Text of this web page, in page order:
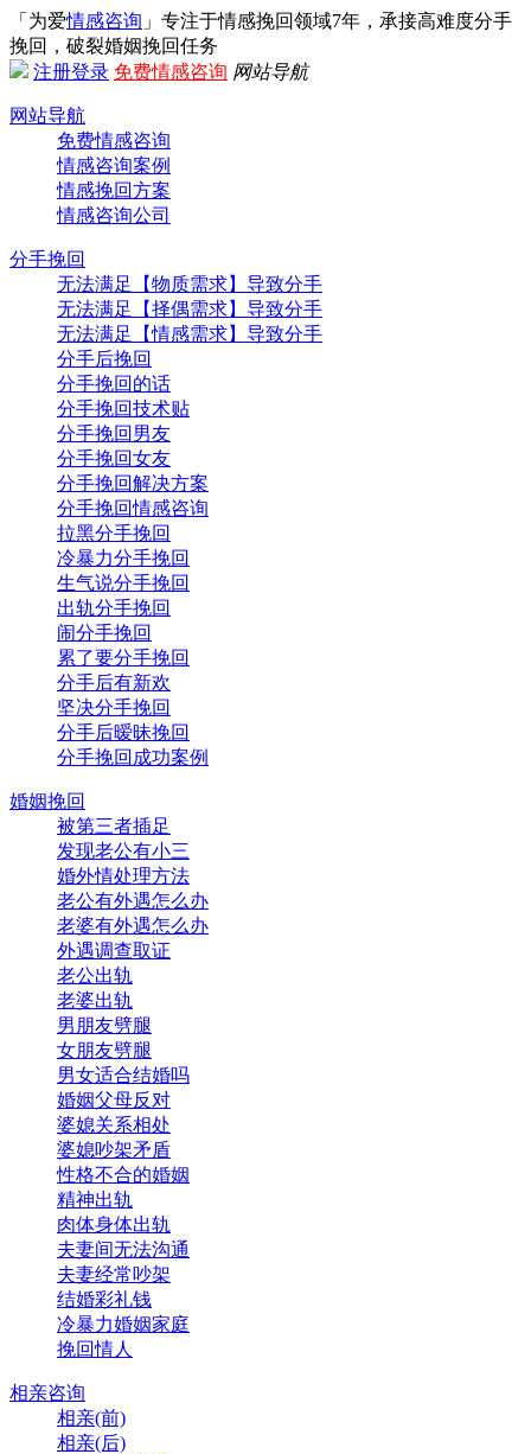
「为爱情感咨询 」专注于情感挽回领域7年，承接高难度分手
挽回，破裂婚姻挽回任务
注册登录 免费情感咨询 网站导航
网站导航
免费情感咨询
情感咨询案例
情感挽回方案
情感咨询公司
分手挽回
无法满足【物质需求】导致分手
无法满足【择偶需求】导致分手
无法满足【情感需求】导致分手
分手后挽回
分手挽回的话
分手挽回技术贴
分手挽回男友
分手挽回女友
分手挽回解决方案
分手挽回情感咨询
拉黑分手挽回
冷暴力分手挽回
生气说分手挽回
出轨分手挽回
闹分手挽回
累了要分手挽回
分手后有新欢
坚决分手挽回
分手后暧昧挽回
分手挽回成功案例
婚姻挽回
被第三者插足
发现老公有小三
婚外情处理方法
老公有外遇怎么办
老婆有外遇怎么办
外遇调查取证
老公出轨
老婆出轨
男朋友劈腿
女朋友劈腿
男女适合结婚吗
婚姻父母反对
婆媳关系相处
婆媳吵架矛盾
性格不合的婚姻
精神出轨
肉体身体出轨
夫妻间无法沟通
夫妻经常吵架
结婚彩礼钱
冷暴力婚姻家庭
挽回情人
相亲咨询
相亲(前)
相亲(后)